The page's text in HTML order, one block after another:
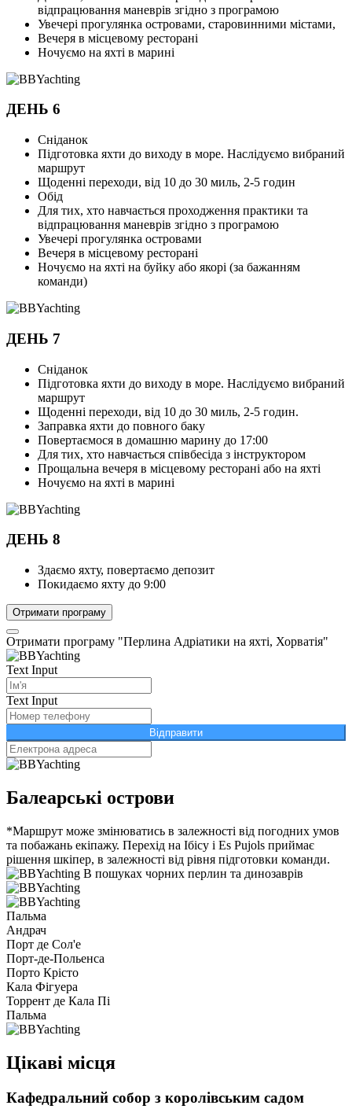
відпрацювання маневрів згідно з програмою
Увечері прогулянка островами, старовинними містами,
Вечеря в місцевому ресторані
Ночуємо на яхті в марині
ДЕНЬ 6
Сніданок
Підготовка яхти до виходу в море. Наслідуємо вибраний
маршрут
Щоденні переходи, від 10 до 30 миль, 2-5 годин
Обід
Для тих, хто навчається проходження практики та
відпрацювання маневрів згідно з програмою
Увечері прогулянка островами
Вечеря в місцевому ресторані
Ночуємо на яхті на буйку або якорі (за бажанням
команди)
ДЕНЬ 7
Сніданок
Підготовка яхти до виходу в море. Наслідуємо вибраний
маршрут
Щоденні переходи, від 10 до 30 миль, 2-5 годин.
Заправка яхти до повного баку
Повертаємося в домашню марину до 17:00
Для тих, хто навчається співбесіда з інструктором
Прощальна вечеря в місцевому ресторані або на яхті
Ночуємо на яхті в марині
ДЕНЬ 8
Здаємо яхту, повертаємо депозит
Покидаємо яхту до 9:00
Отримати програму
Отримати програму "Перлина Адріатики на яхті, Хорватія"
Text Input
Text Input
Відправити
Балеарські острови
*Маршрут може змінюватись в залежності від погодних умов
та побажань екіпажу. Перехід на Ібісу і Es Pujols приймає
рішення шкіпер, в залежності від рівня підготовки команди.
В пошуках чорних перлин та динозаврів
Пальма
Андрач
Порт де Сол'е
Порт-де-Польенса
Порто Крісто
Кала Фігуера
Торрент де Кала Пі
Пальма
Цікаві місця
Кафедральний собор з королівським садом